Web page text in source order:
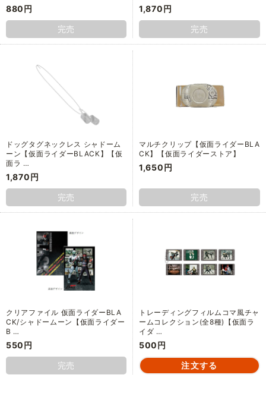
880円
完売
1,870円
完売
ドッグタグネックレス シャドーム
ーン【仮面ライダーBLACK】【仮
面ラ …
1,870円
完売
マルチクリップ【仮面ライダーBLA
CK】【仮面ライダーストア】
1,650円
完売
クリアファイル 仮面ライダーBLA
CK/シャドームーン【仮面ライダー
B …
550円
完売
トレーディングフィルムコマ風チャ
ームコレクション(全8種)【仮面ラ
イダ …
500円